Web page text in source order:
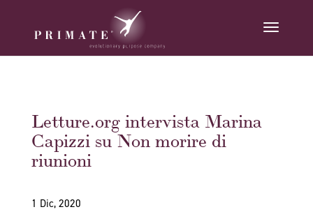
Letture.org intervista Marina
Capizzi su Non morire di
riunioni
1 Dic, 2020